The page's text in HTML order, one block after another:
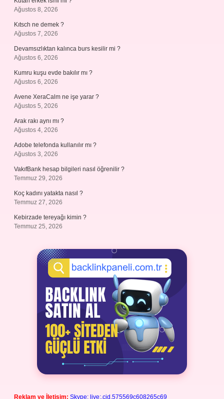
Ağustos 8, 2026
Kıtsch ne demek ?
Ağustos 7, 2026
Devamsızlıktan kalınca burs kesilir mi ?
Ağustos 6, 2026
Kumru kuşu evde bakılır mı ?
Ağustos 6, 2026
Avene XeraCalm ne işe yarar ?
Ağustos 5, 2026
Arak rakı aynı mı ?
Ağustos 4, 2026
Adobe telefonda kullanılır mı ?
Ağustos 3, 2026
VakıfBank hesap bilgileri nasıl öğrenilir ?
Temmuz 29, 2026
Koç kadını yatakta nasıl ?
Temmuz 27, 2026
Kebirzade tereyağı kimin ?
Temmuz 25, 2026
Reklam ve İletişim: Skype: live:.cid.575569c608265c69